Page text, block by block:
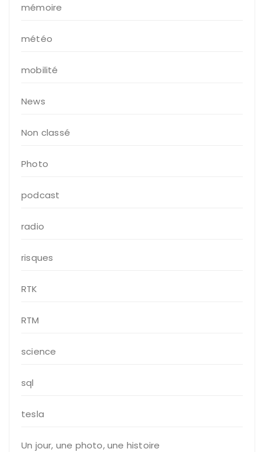
mémoire
météo
mobilité
News
Non classé
Photo
podcast
radio
risques
RTK
RTM
science
sql
tesla
Un jour, une photo, une histoire